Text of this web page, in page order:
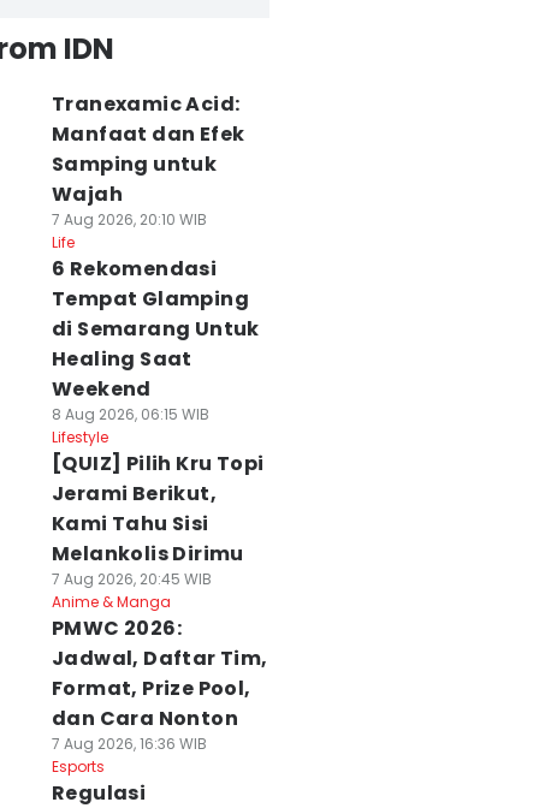
IDN
Tranexamic Acid:
Manfaat dan Efek
Samping untuk
Wajah
7 Aug 2026, 20:10 WIB
Life
6 Rekomendasi
Tempat Glamping
di Semarang Untuk
Healing Saat
Weekend
8 Aug 2026, 06:15 WIB
Lifestyle
[QUIZ] Pilih Kru Topi
Jerami Berikut,
Kami Tahu Sisi
Melankolis Dirimu
7 Aug 2026, 20:45 WIB
Anime & Manga
PMWC 2026:
Jadwal, Daftar Tim,
Format, Prize Pool,
dan Cara Nonton
7 Aug 2026, 16:36 WIB
Esports
Regulasi